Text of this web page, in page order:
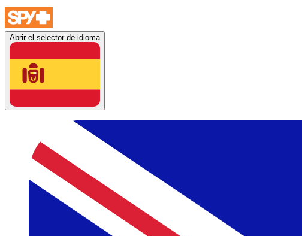
Abrir el selector de idioma